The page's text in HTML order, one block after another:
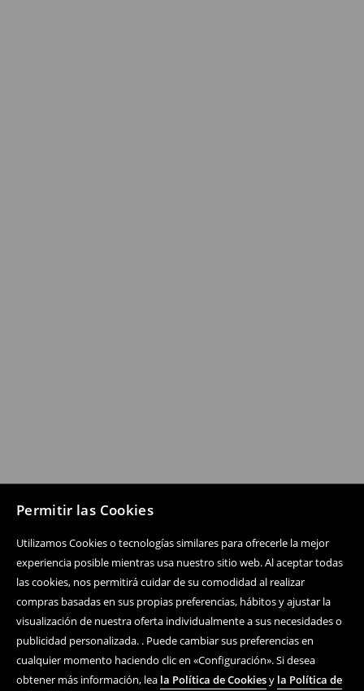
Permitir las Cookies
Utilizamos Cookies o tecnologías similares para ofrecerle la mejor
experiencia posible mientras usa nuestro sitio web. Al aceptar todas
las cookies, nos permitirá cuidar de su comodidad al realizar
compras basadas en sus propias preferencias, hábitos y ajustar la
visualización de nuestra oferta individualmente a sus necesidades o
publicidad personalizada. . Puede cambiar sus preferencias en
cualquier momento haciendo clic en «Configuración». Si desea
obtener más información, lea la Política de Cookiesy la Política de